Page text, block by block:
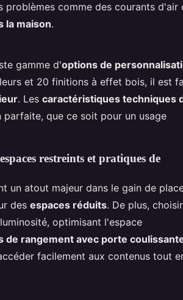
problèmes comme des courants d'air
la maison.
gamme d'options de
et 20 finitions à effet bois, il est
. Les caractéristiques techniques
que ce soit pour un usage
restreints et pratiques de
un atout majeur dans le gain de
des espaces réduits. De plus, choisir
optimisant l'espace
de rangement avec porte
facilement aux contenus tout